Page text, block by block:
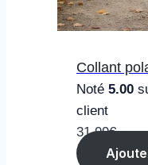
Collant
Noté 5.00
client
31.99€